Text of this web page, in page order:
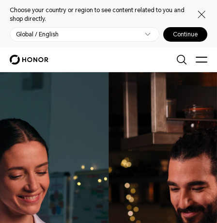
Choose your country or region to see content related to you and
shop directly.
Global / English Continue